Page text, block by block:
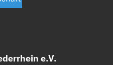
e.V.